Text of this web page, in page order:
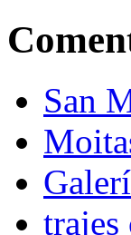
San
trajes